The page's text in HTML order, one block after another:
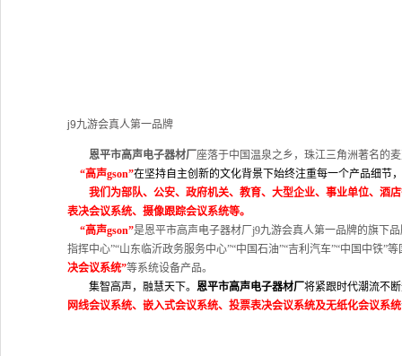
j9九游会真人第一品牌
恩平市高声电子器材厂座落于中国温泉之乡，珠江三角洲著名的
“高声gson”在坚持自主创新的文化背景下始终注重每一个产品细节
我们为部队、公安、政府机关、教育、大型企业、事业单位、酒
表决会议系统、摄像跟踪会议系统等。
“高声gson”是恩平市高声电子器材厂j9九游会真人第一品牌的旗下
指挥中心”“山东临沂政务服务中心”“中国石油”“吉利汽车”“中国中铁”
决会议系统”等系统设备产品。
集智高声，融慧天下。 恩平市高声电子器材厂 将紧跟时代潮流不
网线会议系统、嵌入式会议系统、投票表决会议系统及无纸化会议系统